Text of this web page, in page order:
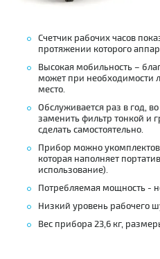
Счетчик рабочих часов
протяжении которого
Высокая мобильность –
может при необходимости
место.
Обслуживается раз в год,
заменить фильтр тонкой и
сделать самостоятельно.
Прибор можно
которая наполняет
использование).
Потребляемая мощность -
Низкий уровень рабочего
Вес прибора 23,6 кг,